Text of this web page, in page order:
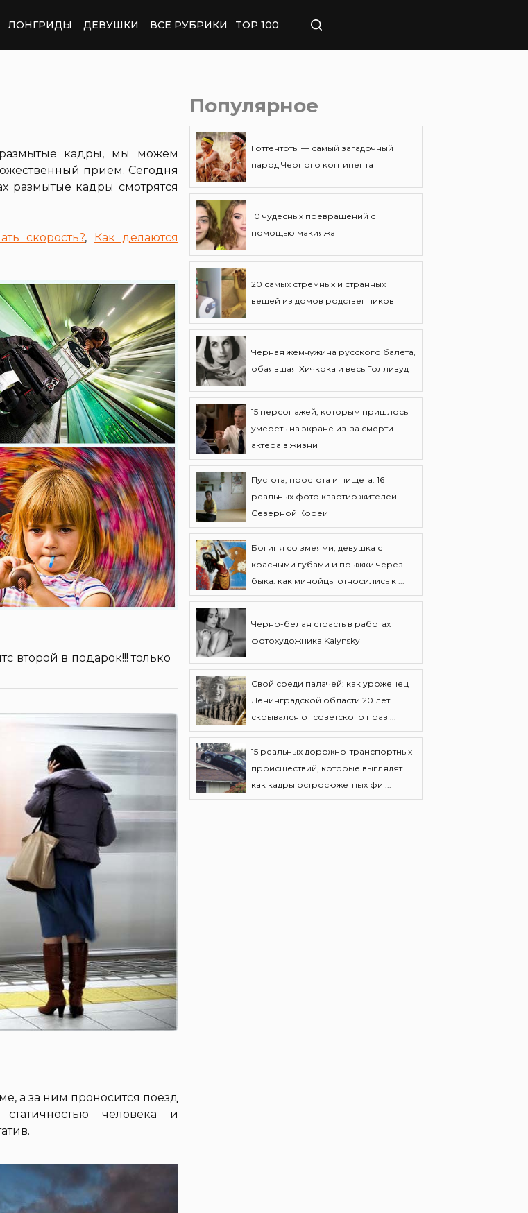
ЛОНГРИДЫ ДЕВУШКИ ВСЕ РУБРИКИ TOP 100
кадры, мы можем
прием. Сегодня
размытые кадры смотрятся
скорость?, Как делаются
второй в подарок!!! только
а за ним проносится поезд
человека и
Популярное
Готтентоты — самый загадочный
народ Черного континента
10 чудесных превращений с
помощью макияжа
20 самых стремных и странных
вещей из домов родственников
Черная жемчужина русского балета,
обаявшая Хичкока и весь Голливуд
15 персонажей, которым пришлось
умереть на экране из-за смерти
актера в жизни
Пустота, простота и нищета: 16
реальных фото квартир жителей
Северной Кореи
Богиня со змеями, девушка с
красными губами и прыжки через
быка: как минойцы относились к ...
Черно-белая страсть в работах
фотохудожника Kalynsky
Свой среди палачей: как уроженец
Ленинградской области 20 лет
скрывался от советского прав ...
15 реальных дорожно-транспортных
происшествий, которые выглядят
как кадры остросюжетных фи ...